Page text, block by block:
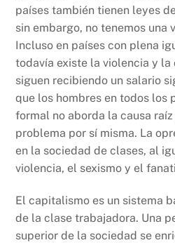
países también tienen leyes
sin embargo, no tenemos una
Incluso en países con plena
todavía existe la violencia y la
siguen recibiendo un salario
que los hombres en todos los
formal no aborda la causa
problema por sí misma. La
en la sociedad de clases, al
violencia, el sexismo y el
El capitalismo es un sistema
de la clase trabajadora. Una
superior de la sociedad se